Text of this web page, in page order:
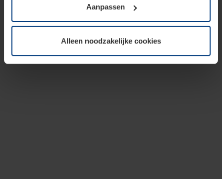
soorten cookies is uw toestemming benodigd. Uw
toestemming kunt u op elk moment bij de uitleg van de
wijzigen of herroepen.
Aanpassen
Alleen noodzakelijke cookies